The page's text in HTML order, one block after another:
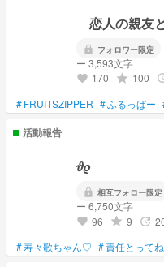
恋人の親友
lock フォロワー限定
ー 3,593文字
favorite 170 grade 100
#FRUITSZIPPER #ふるっぱー
活動報告
ㅤㅤㅤㅤㅤㅤ𝜗𝜚
lock 相互フォロー限定
ー 6,750文字
favorite 96 grade 9 update
#寿々歌ちゃん♡ #責任とって